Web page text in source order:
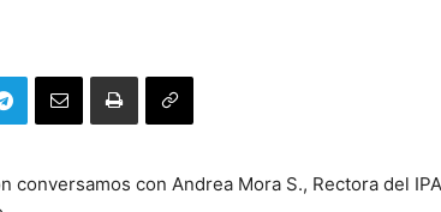
conversamos con Andrea Mora S., Rectora del